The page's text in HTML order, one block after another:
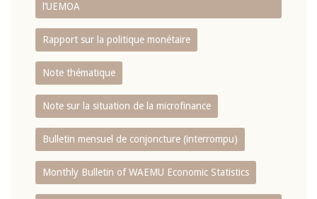
l‘UEMOA
Rapport sur la politique monétaire
Note thématique
Note sur la situation de la microfinance
Bulletin mensuel de conjoncture (interrompu)
Monthly Bulletin of WAEMU Economic Statistics